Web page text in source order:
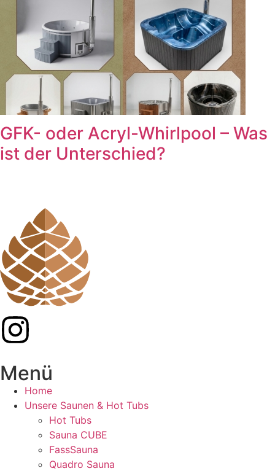
GFK- oder Acryl-Whirlpool – Was
ist der Unterschied?
Menü
Home
Unsere Saunen & Hot Tubs
Hot Tubs
Sauna CUBE
FassSauna
Quadro Sauna